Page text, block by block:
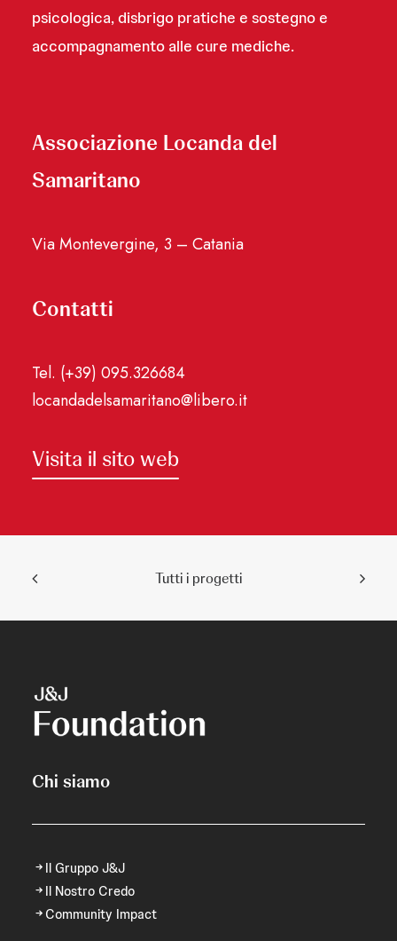
psicologica, disbrigo pratiche e sostegno e
accompagnamento alle cure mediche.
Associazione Locanda del
Samaritano
Via Montevergine, 3 – Catania
Contatti
Tel. (+39) 095.326684
locandadelsamaritano@libero.it
Visita il sito web
Tutti i progetti
Chi siamo
Il Gruppo J&J
Il Nostro Credo
Community Impact